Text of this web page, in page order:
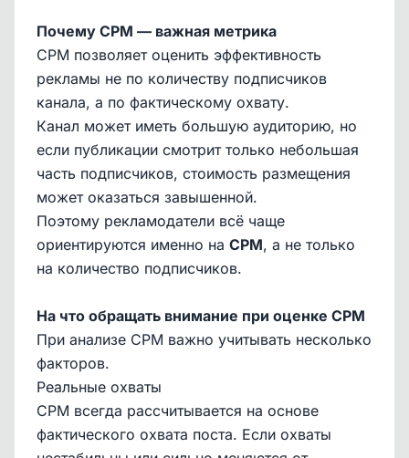
Почему CPM — важная метрика
CPM позволяет оценить эффективность
рекламы не по количеству подписчиков
канала, а по фактическому охвату.
Канал может иметь большую аудиторию, но
если публикации смотрит только небольшая
часть подписчиков, стоимость размещения
может оказаться завышенной.
Поэтому рекламодатели всё чаще
ориентируются именно на CPM, а не только
на количество подписчиков.
На что обращать внимание при оценке CPM
При анализе CPM важно учитывать несколько
факторов.
Реальные охваты
CPM всегда рассчитывается на основе
фактического охвата поста. Если охваты